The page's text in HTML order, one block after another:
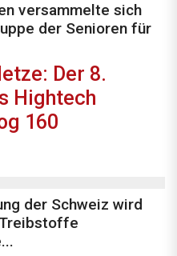
versammelte sich
der Senioren für
Der 8.
Hightech
160
der Schweiz wird